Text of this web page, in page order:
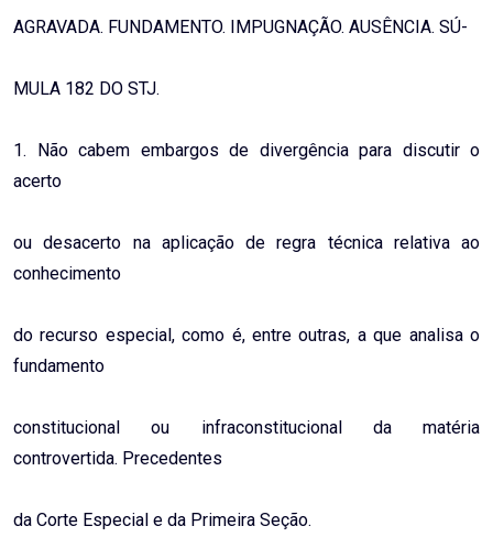
AGRAVADA. FUNDAMENTO. IMPUGNAÇÃO. AUSÊNCIA. SÚ-
MULA 182 DO STJ.
1. Não cabem embargos de divergência para discutir o
acerto
ou desacerto na aplicação de regra técnica relativa ao
conhecimento
do recurso especial, como é, entre outras, a que analisa o
fundamento
constitucional ou infraconstitucional da matéria
controvertida. Precedentes
da Corte Especial e da Primeira Seção.